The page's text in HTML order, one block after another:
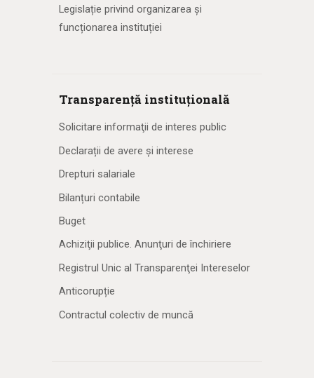
Legislație privind organizarea și
funcționarea instituției
Transparență instituțională
Solicitare informaţii de interes public
Declarații de avere și interese
Drepturi salariale
Bilanțuri contabile
Buget
Achiziţii publice. Anunţuri de închiriere
Registrul Unic al Transparenţei Intereselor
Anticorupție
Contractul colectiv de muncă